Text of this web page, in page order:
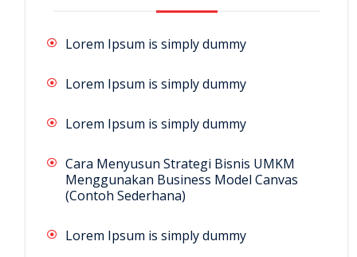
Lorem Ipsum is simply dummy
Lorem Ipsum is simply dummy
Lorem Ipsum is simply dummy
Cara Menyusun Strategi Bisnis UMKM
Menggunakan Business Model Canvas
(Contoh Sederhana)
Lorem Ipsum is simply dummy